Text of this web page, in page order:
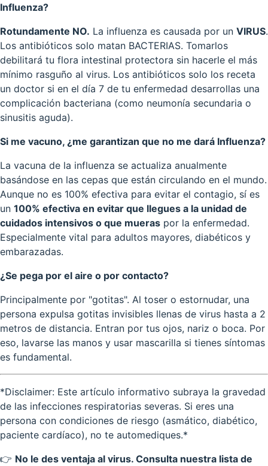
Influenza?
Rotundamente NO. La influenza es causada por un VIRUS.
Los antibióticos solo matan BACTERIAS. Tomarlos
debilitará tu flora intestinal protectora sin hacerle el más
mínimo rasguño al virus. Los antibióticos solo los receta
un doctor si en el día 7 de tu enfermedad desarrollas una
complicación bacteriana (como neumonía secundaria o
sinusitis aguda).
Si me vacuno, ¿me garantizan que no me dará Influenza?
La vacuna de la influenza se actualiza anualmente
basándose en las cepas que están circulando en el mundo.
Aunque no es 100% efectiva para evitar el contagio, sí es
un 100% efectiva en evitar que llegues a la unidad de
cuidados intensivos o que mueras por la enfermedad.
Especialmente vital para adultos mayores, diabéticos y
embarazadas.
¿Se pega por el aire o por contacto?
Principalmente por "gotitas". Al toser o estornudar, una
persona expulsa gotitas invisibles llenas de virus hasta a 2
metros de distancia. Entran por tus ojos, nariz o boca. Por
eso, lavarse las manos y usar mascarilla si tienes síntomas
es fundamental.
*Disclaimer: Este artículo informativo subraya la gravedad
de las infecciones respiratorias severas. Si eres una
persona con condiciones de riesgo (asmático, diabético,
paciente cardíaco), no te automediques.*
👉 No le des ventaja al virus. Consulta nuestra lista de